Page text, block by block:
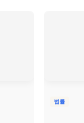
법률